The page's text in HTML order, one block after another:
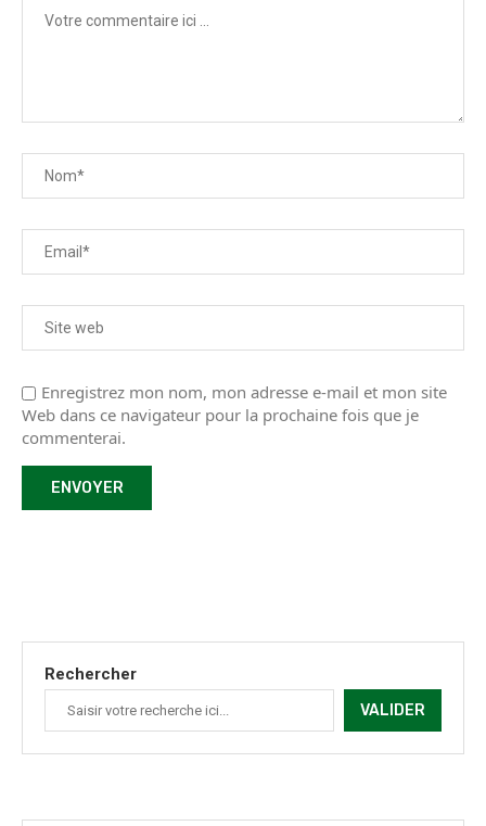
Enregistrez mon nom, mon adresse e-mail et mon site
Web dans ce navigateur pour la prochaine fois que je
commenterai.
Rechercher
VALIDER